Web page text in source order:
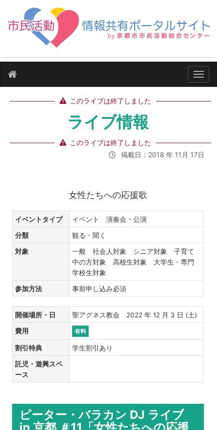
ナビ
このライブは終了しました
ライブ情報
このライブは終了しました
掲載日：2018 年 11月 17日
女性たちへの応援歌
イベントタイプ イベント 演奏会・公演
分類 観る・聞く
対象
一般 社会人対象 シニア対象 子育て
中の方対象 高校生対象 大学生・専門
学校生対象
参加方法 事前申し込み必須
開催場所・日 聖アグネス教会 2022 年 12 月 3 日 (土)
費用 有料
割引特典 学生割引あり
託児・遊興スペ
ース
ピーター・バラカン DJ ライブ